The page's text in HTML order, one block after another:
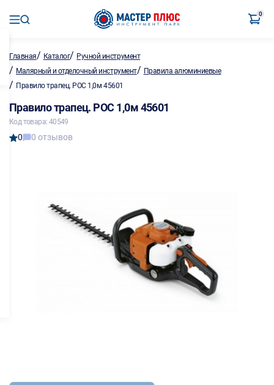
0
Главная/ Каталог/ Ручной инструмент
/ Малярный и отделочный инструмент/ Правила алюминиевые
/ Правило трапец. РОС 1,0м 45601
Правило трапец. РОС 1,0м 45601
Код товара: 40549
0 0 отзывов